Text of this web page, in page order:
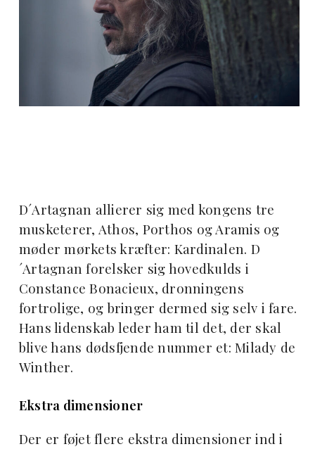
D´Artagnan allierer sig med kongens tre
musketerer, Athos, Porthos og Aramis og
møder mørkets kræfter: Kardinalen. D
´Artagnan forelsker sig hovedkulds i
Constance Bonacieux, dronningens
fortrolige, og bringer dermed sig selv i fare.
Hans lidenskab leder ham til det, der skal
blive hans dødsfjende nummer et: Milady de
Winther.
Ekstra dimensioner
Der er føjet flere ekstra dimensioner ind i